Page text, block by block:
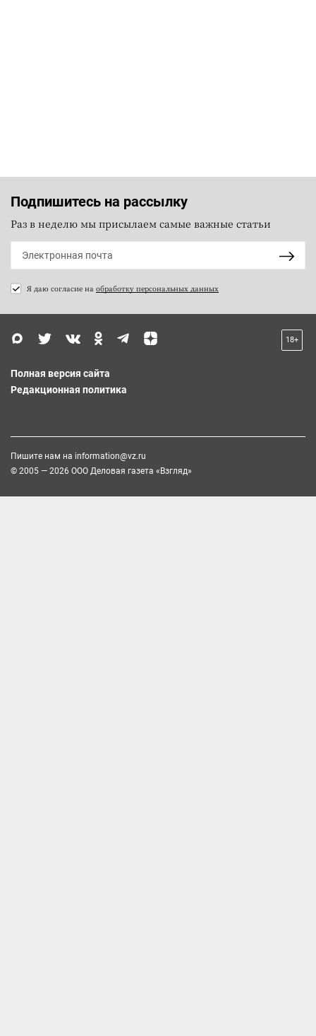
Подпишитесь на рассылку
Раз в неделю мы присылаем самые важные статьи
Я даю согласие на обработку персональных данных
18+
Полная версия сайта
Редакционная политика
Пишите нам на information@vz.ru
© 2005 — 2026 ООО Деловая газета «Взгляд»